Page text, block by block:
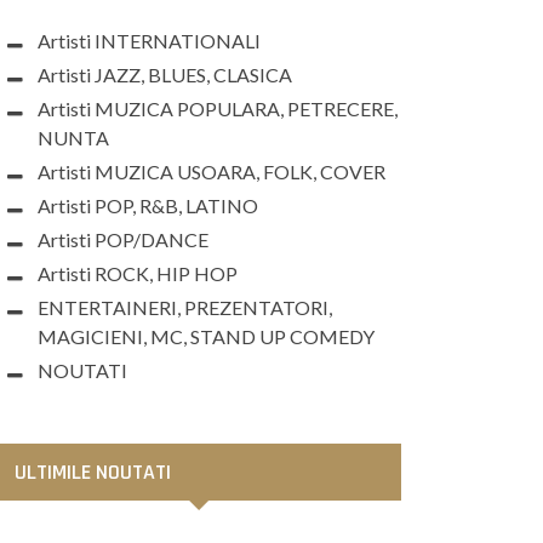
Artisti INTERNATIONALI
Artisti JAZZ, BLUES, CLASICA
Artisti MUZICA POPULARA, PETRECERE,
NUNTA
Artisti MUZICA USOARA, FOLK, COVER
Artisti POP, R&B, LATINO
Artisti POP/DANCE
Artisti ROCK, HIP HOP
ENTERTAINERI, PREZENTATORI,
MAGICIENI, MC, STAND UP COMEDY
NOUTATI
ULTIMILE NOUTATI